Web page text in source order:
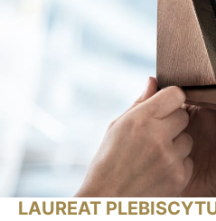
LAUREAT